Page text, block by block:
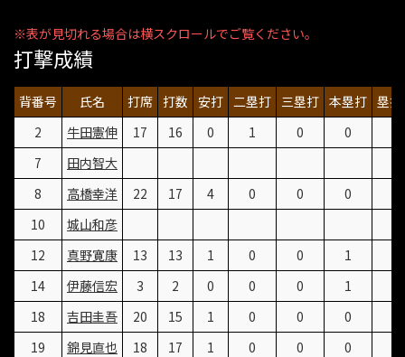
打撃成績
背番号 氏名 打席 打数 安打 二塁打 三塁打 本塁打 塁
2
牛田憲伸 17 16 0 1 0 0
7
田内智大
8
高橋幸洋 22 17 4 0 0 0
10
城山和彦
12
真野寛康 13 13 1 0 0 1
14
伊藤信宏 3 2 0 0 0 1
18
吉田圭吾 20 15 1 0 0 0
19
錦見直也 18 17 1 0 0 0